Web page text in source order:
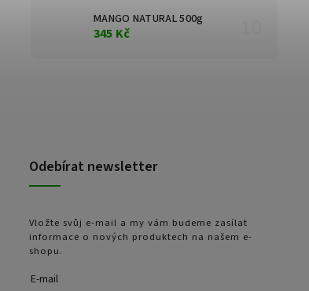
MANGO NATURAL 500g
345 Kč
Odebírat newsletter
Vložte svůj e-mail a my vám budeme zasílat
informace o nových produktech na našem e-
shopu.
E-mail